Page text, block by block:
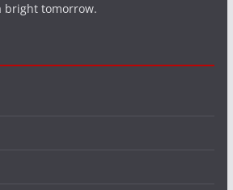
bright tomorrow.